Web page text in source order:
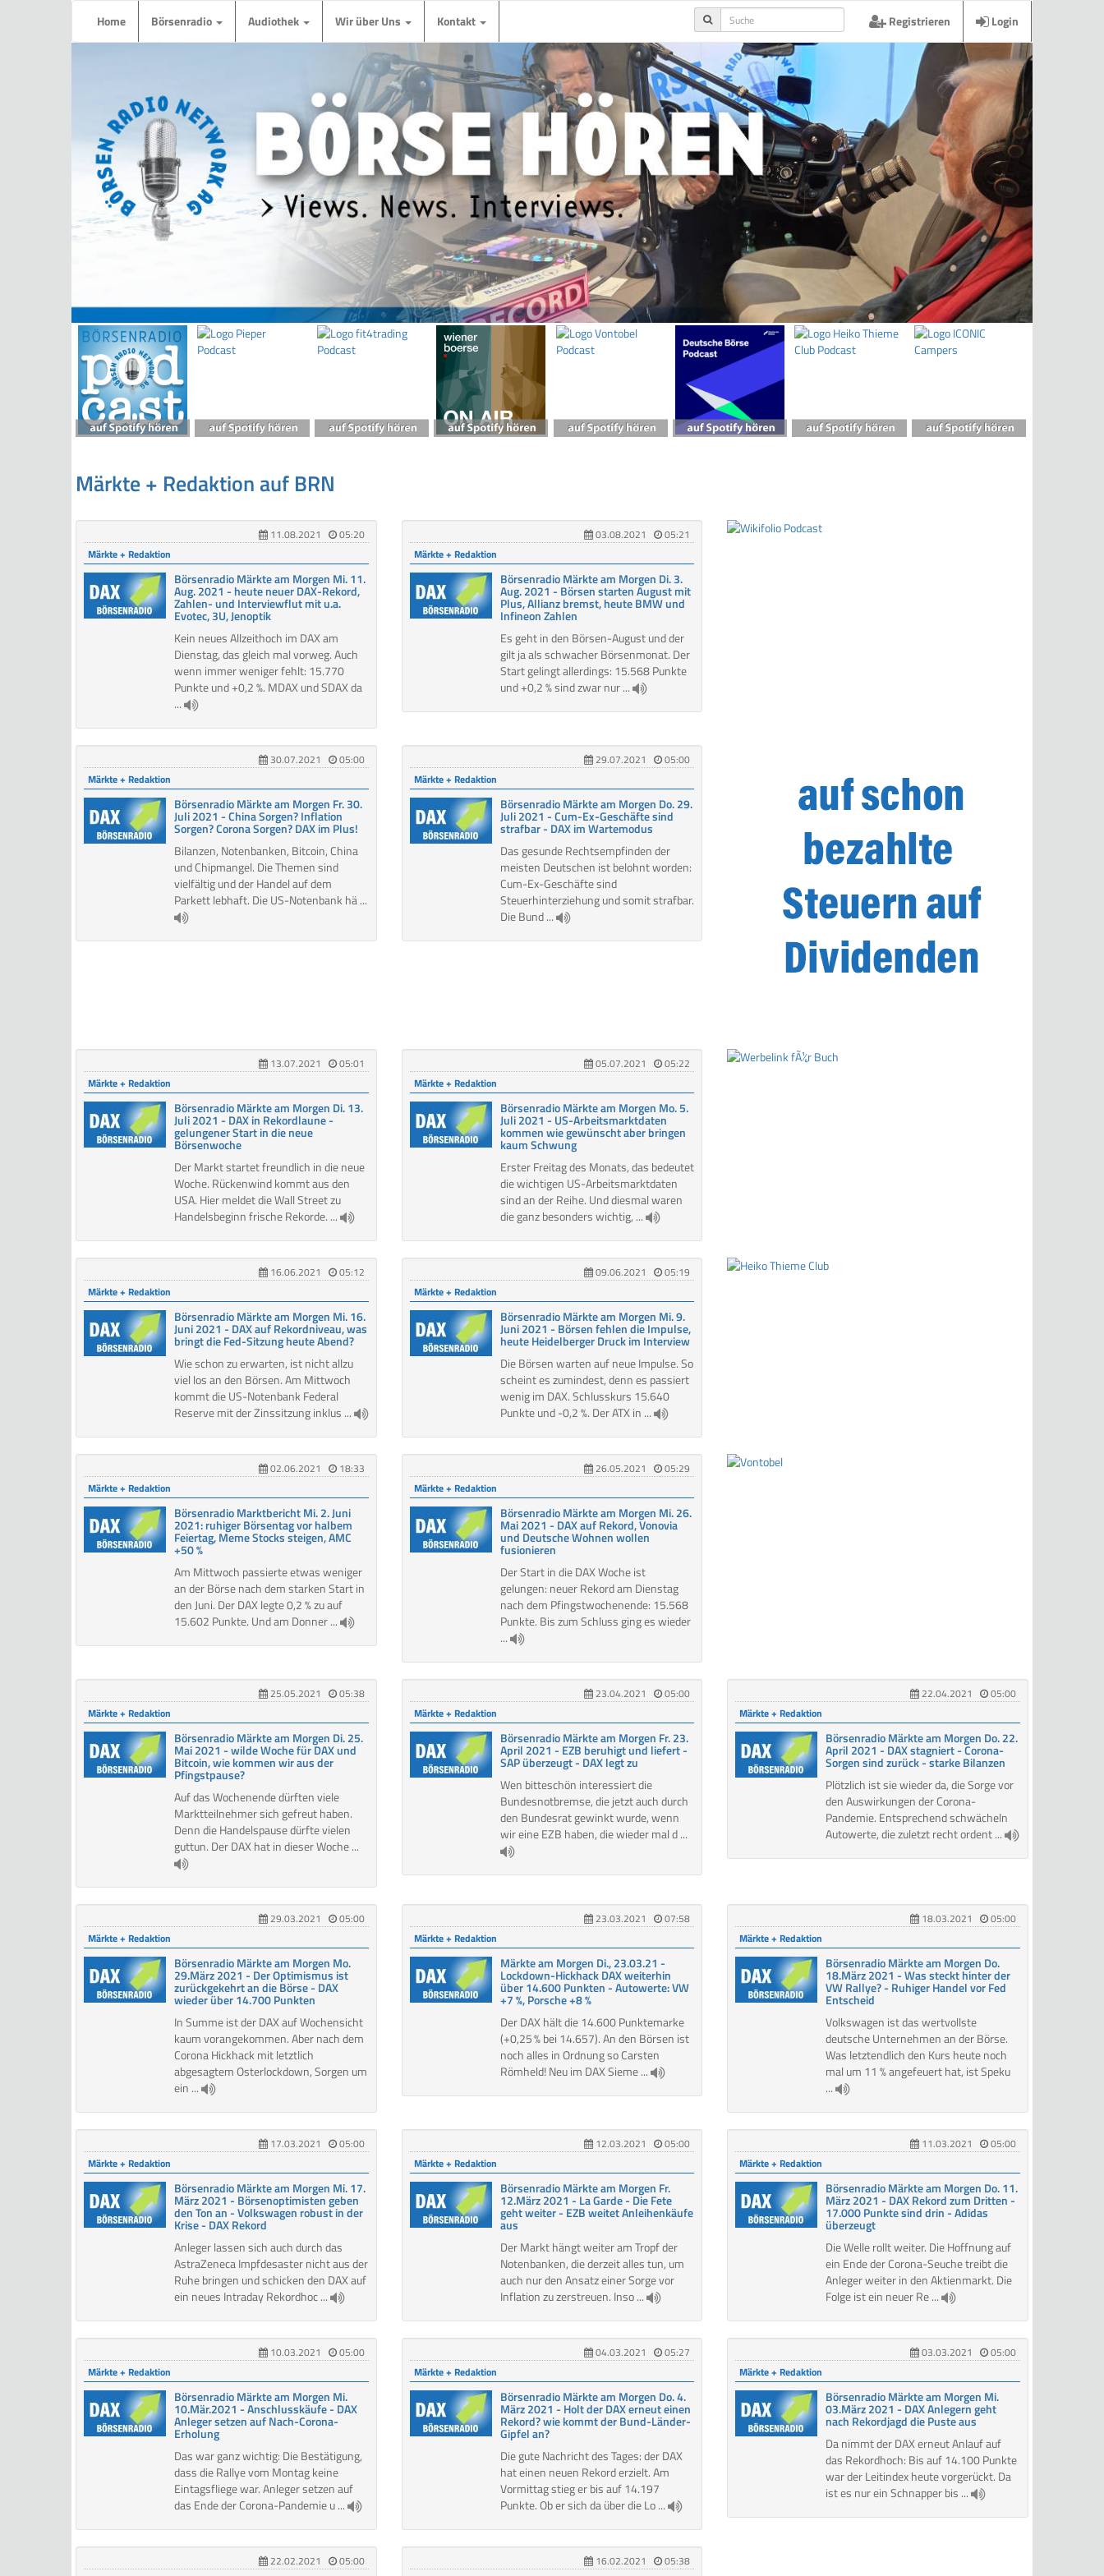
Home Börsenradio Audiothek Wir über Uns Kontakt Registrieren Login
Märkte + Redaktion auf BRN
11.08.2021
05:20
Märkte + Redaktion
Börsenradio Märkte am Morgen Mi. 11.
Aug. 2021 - heute neuer DAX-Rekord,
Zahlen- und Interviewflut mit u.a.
Evotec, 3U, Jenoptik
Kein neues Allzeithoch im DAX am
Dienstag, das gleich mal vorweg. Auch
wenn immer weniger fehlt: 15.770
Punkte und +0,2 %. MDAX und SDAX da
...
03.08.2021
05:21
Märkte + Redaktion
Börsenradio Märkte am Morgen Di. 3.
Aug. 2021 - Börsen starten August mit
Plus, Allianz bremst, heute BMW und
Infineon Zahlen
Es geht in den Börsen-August und der
gilt ja als schwacher Börsenmonat. Der
Start gelingt allerdings: 15.568 Punkte
und +0,2 % sind zwar nur ...
30.07.2021
05:00
Märkte + Redaktion
Börsenradio Märkte am Morgen Fr. 30.
Juli 2021 - China Sorgen? Inflation
Sorgen? Corona Sorgen? DAX im Plus!
Bilanzen, Notenbanken, Bitcoin, China
und Chipmangel. Die Themen sind
vielfältig und der Handel auf dem
Parkett lebhaft. Die US-Notenbank hä ...
29.07.2021
05:00
Märkte + Redaktion
Börsenradio Märkte am Morgen Do. 29.
Juli 2021 - Cum-Ex-Geschäfte sind
strafbar - DAX im Wartemodus
Das gesunde Rechtsempfinden der
meisten Deutschen ist belohnt worden:
Cum-Ex-Geschäfte sind
Steuerhinterziehung und somit strafbar.
Die Bund ...
13.07.2021
05:01
Märkte + Redaktion
Börsenradio Märkte am Morgen Di. 13.
Juli 2021 - DAX in Rekordlaune -
gelungener Start in die neue
Börsenwoche
Der Markt startet freundlich in die neue
Woche. Rückenwind kommt aus den
USA. Hier meldet die Wall Street zu
Handelsbeginn frische Rekorde. ...
05.07.2021
05:22
Märkte + Redaktion
Börsenradio Märkte am Morgen Mo. 5.
Juli 2021 - US-Arbeitsmarktdaten
kommen wie gewünscht aber bringen
kaum Schwung
Erster Freitag des Monats, das bedeutet
die wichtigen US-Arbeitsmarktdaten
sind an der Reihe. Und diesmal waren
die ganz besonders wichtig, ...
16.06.2021
05:12
Märkte + Redaktion
Börsenradio Märkte am Morgen Mi. 16.
Juni 2021 - DAX auf Rekordniveau, was
bringt die Fed-Sitzung heute Abend?
Wie schon zu erwarten, ist nicht allzu
viel los an den Börsen. Am Mittwoch
kommt die US-Notenbank Federal
Reserve mit der Zinssitzung inklus ...
09.06.2021
05:19
Märkte + Redaktion
Börsenradio Märkte am Morgen Mi. 9.
Juni 2021 - Börsen fehlen die Impulse,
heute Heidelberger Druck im Interview
Die Börsen warten auf neue Impulse. So
scheint es zumindest, denn es passiert
wenig im DAX. Schlusskurs 15.640
Punkte und -0,2 %. Der ATX in ...
02.06.2021
18:33
Märkte + Redaktion
Börsenradio Marktbericht Mi. 2. Juni
2021: ruhiger Börsentag vor halbem
Feiertag, Meme Stocks steigen, AMC
+50 %
Am Mittwoch passierte etwas weniger
an der Börse nach dem starken Start in
den Juni. Der DAX legte 0,2 % zu auf
15.602 Punkte. Und am Donner ...
26.05.2021
05:29
Märkte + Redaktion
Börsenradio Märkte am Morgen Mi. 26.
Mai 2021 - DAX auf Rekord, Vonovia
und Deutsche Wohnen wollen
fusionieren
Der Start in die DAX Woche ist
gelungen: neuer Rekord am Dienstag
nach dem Pfingstwochenende: 15.568
Punkte. Bis zum Schluss ging es wieder
...
25.05.2021
05:38
Märkte + Redaktion
Börsenradio Märkte am Morgen Di. 25.
Mai 2021 - wilde Woche für DAX und
Bitcoin, wie kommen wir aus der
Pfingstpause?
Auf das Wochenende dürften viele
Marktteilnehmer sich gefreut haben.
Denn die Handelspause dürfte vielen
guttun. Der DAX hat in dieser Woche ...
23.04.2021
05:00
Märkte + Redaktion
Börsenradio Märkte am Morgen Fr. 23.
April 2021 - EZB beruhigt und liefert -
SAP überzeugt - DAX legt zu
Wen bitteschön interessiert die
Bundesnotbremse, die jetzt auch durch
den Bundesrat gewinkt wurde, wenn
wir eine EZB haben, die wieder mal d ...
22.04.2021
05:00
Märkte + Redaktion
Börsenradio Märkte am Morgen Do. 22.
April 2021 - DAX stagniert - Corona-
Sorgen sind zurück - starke Bilanzen
Plötzlich ist sie wieder da, die Sorge vor
den Auswirkungen der Corona-
Pandemie. Entsprechend schwächeln
Autowerte, die zuletzt recht ordent ...
29.03.2021
05:00
Märkte + Redaktion
Börsenradio Märkte am Morgen Mo.
29.März 2021 - Der Optimismus ist
zurückgekehrt an die Börse - DAX
wieder über 14.700 Punkten
In Summe ist der DAX auf Wochensicht
kaum vorangekommen. Aber nach dem
Corona Hickhack mit letztlich
abgesagtem Osterlockdown, Sorgen um
ein ...
23.03.2021
07:58
Märkte + Redaktion
Märkte am Morgen Di., 23.03.21 -
Lockdown-Hickhack DAX weiterhin
über 14.600 Punkten - Autowerte: VW
+7 %, Porsche +8 %
Der DAX hält die 14.600 Punktemarke
(+0,25 % bei 14.657). An den Börsen ist
noch alles in Ordnung so Carsten
Römheld! Neu im DAX Sieme ...
18.03.2021
05:00
Märkte + Redaktion
Börsenradio Märkte am Morgen Do.
18.März 2021 - Was steckt hinter der
VW Rallye? - Ruhiger Handel vor Fed
Entscheid
Volkswagen ist das wertvollste
deutsche Unternehmen an der Börse.
Was letztendlich den Kurs heute noch
mal um 11 % angefeuert hat, ist Speku
...
17.03.2021
05:00
Märkte + Redaktion
Börsenradio Märkte am Morgen Mi. 17.
März 2021 - Börsenoptimisten geben
den Ton an - Volkswagen robust in der
Krise - DAX Rekord
Anleger lassen sich auch durch das
AstraZeneca Impfdesaster nicht aus der
Ruhe bringen und schicken den DAX auf
ein neues Intraday Rekordhoc ...
12.03.2021
05:00
Märkte + Redaktion
Börsenradio Märkte am Morgen Fr.
12.März 2021 - La Garde - Die Fete
geht weiter - EZB weitet Anleihenkäufe
aus
Der Markt hängt weiter am Tropf der
Notenbanken, die derzeit alles tun, um
auch nur den Ansatz einer Sorge vor
Inflation zu zerstreuen. Inso ...
11.03.2021
05:00
Märkte + Redaktion
Börsenradio Märkte am Morgen Do. 11.
März 2021 - DAX Rekord zum Dritten -
17.000 Punkte sind drin - Adidas
überzeugt
Die Welle rollt weiter. Die Hoffnung auf
ein Ende der Corona-Seuche treibt die
Anleger weiter in den Aktienmarkt. Die
Folge ist ein neuer Re ...
10.03.2021
05:00
Märkte + Redaktion
Börsenradio Märkte am Morgen Mi.
10.Mär.2021 - Anschlusskäufe - DAX
Anleger setzen auf Nach-Corona-
Erholung
Das war ganz wichtig: Die Bestätigung,
dass die Rallye vom Montag keine
Eintagsfliege war. Anleger setzen auf
das Ende der Corona-Pandemie u ...
04.03.2021
05:27
Märkte + Redaktion
Börsenradio Märkte am Morgen Do. 4.
März 2021 - Holt der DAX erneut einen
Rekord? wie kommt der Bund-Länder-
Gipfel an?
Die gute Nachricht des Tages: der DAX
hat einen neuen Rekord erzielt. Am
Vormittag stieg er bis auf 14.197
Punkte. Ob er sich da über die Lo ...
03.03.2021
05:00
Märkte + Redaktion
Börsenradio Märkte am Morgen Mi.
03.März 2021 - DAX Anlegern geht
nach Rekordjagd die Puste aus
Da nimmt der DAX erneut Anlauf auf
das Rekordhoch: Bis auf 14.100 Punkte
war der Leitindex heute vorgerückt. Da
ist es nur ein Schnapper bis ...
22.02.2021
05:00
16.02.2021
05:38